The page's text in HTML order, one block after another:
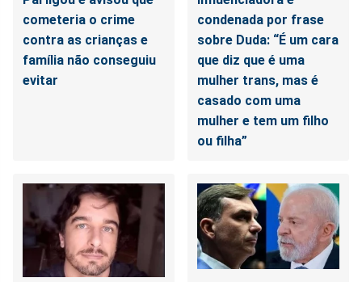
cometeria o crime
contra as crianças e
família não conseguiu
evitar
condenada por frase
sobre Duda: “É um cara
que diz que é uma
mulher trans, mas é
casado com uma
mulher e tem um filho
ou filha”